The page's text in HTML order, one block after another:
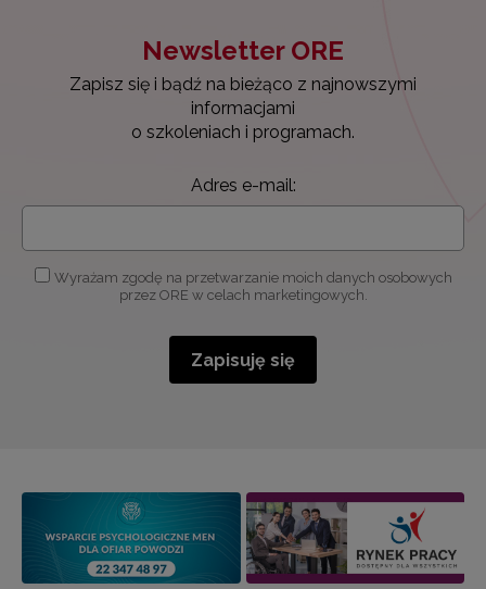
Newsletter ORE
Zapisz się i bądź na bieżąco z najnowszymi
informacjami
o szkoleniach i programach.
Adres e-mail:
Wyrażam zgodę na przetwarzanie moich danych osobowych
przez ORE w celach marketingowych.
Zapisuję się